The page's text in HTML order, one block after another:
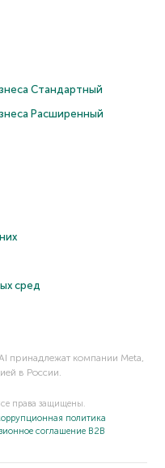
Cтандартный
Расширенный
сред
принадлежат компании Meta,
в России.
права защищены.
политика
соглашение B2B